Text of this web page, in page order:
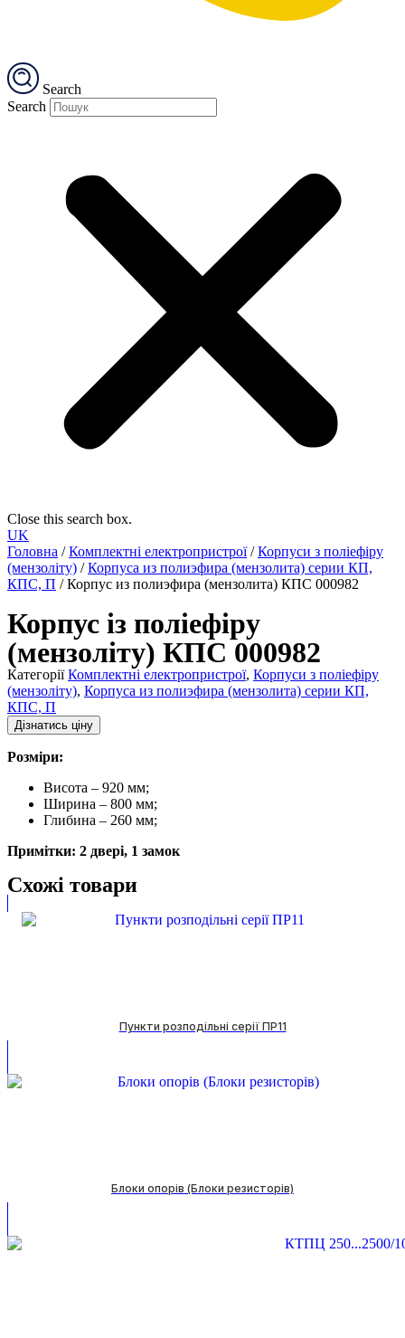
Search
Search
Close this search box.
UK
Головна /Комплектні електропристрої/Корпуси з поліефіру
(мензоліту) /Корпуса из полиэфира (мензолита) серии КП,
КПС, П / Корпус из полиэфира (мензолита) КПС 000982
Корпус із поліефіру
(мензоліту) КПС 000982
Категорії Комплектні електропристрої, Корпуси з поліефіру
(мензоліту), Корпуса из полиэфира (мензолита) серии КП,
КПС, П
Дізнатись ціну
Розміри:
Висота – 920 мм;
Ширина – 800 мм;
Глибина – 260 мм;
Примітки: 2 двері, 1 замок
Схожі товари
Пункти розподільні серії ПР11
Блоки опорів (Блоки резисторів)